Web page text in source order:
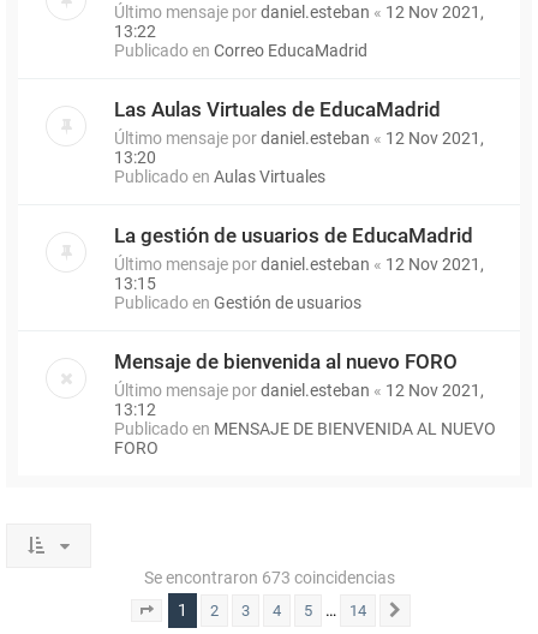
Último mensaje pordaniel.esteban « 12 Nov 2021,
13:22
Publicado en Correo EducaMadrid
Las Aulas Virtuales de EducaMadrid
Último mensaje pordaniel.esteban « 12 Nov 2021,
13:20
Publicado en Aulas Virtuales
La gestión de usuarios de EducaMadrid
Último mensaje pordaniel.esteban « 12 Nov 2021,
13:15
Publicado en Gestión de usuarios
Mensaje de bienvenida al nuevo FORO
Último mensaje pordaniel.esteban « 12 Nov 2021,
13:12
Publicado en MENSAJE DE BIENVENIDA AL NUEVO
FORO
Se encontraron 673 coincidencias
Página 1de 14
1 2 3 4 5 … 14